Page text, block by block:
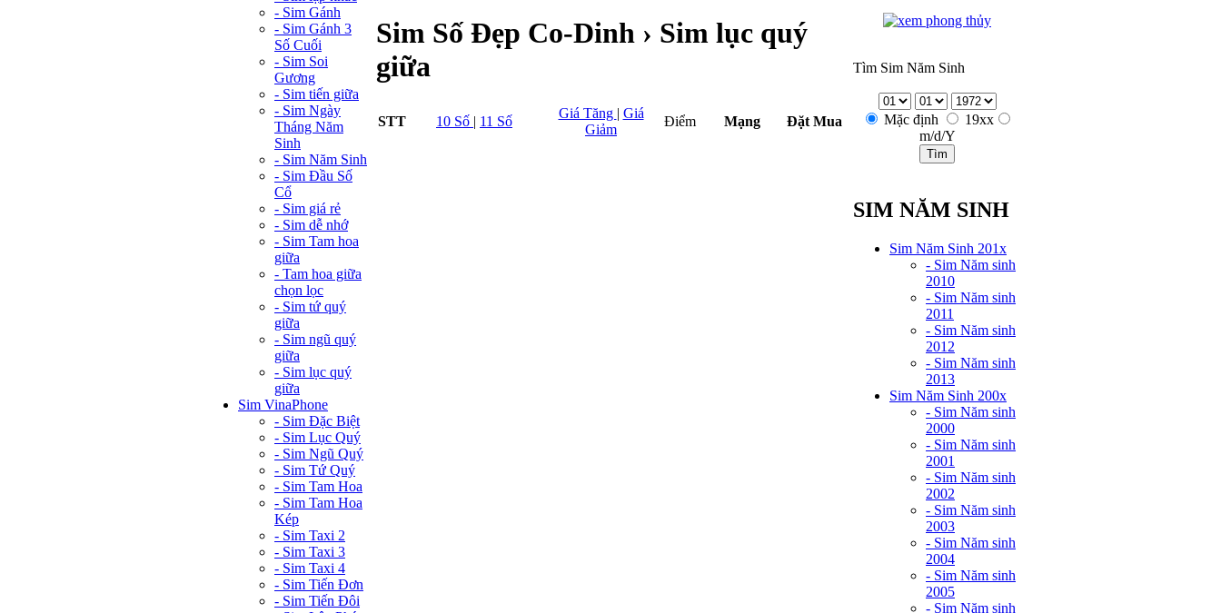
- Sim Gánh
- Sim Gánh 3
Số Cuối
- Sim Soi
Gương
- Sim tiến giữa
- Sim Ngày
Tháng Năm
Sinh
- Sim Năm Sinh
- Sim Đầu Số
Cổ
- Sim giá rẻ
- Sim dễ nhớ
- Sim Tam hoa
giữa
- Tam hoa giữa
chọn lọc
- Sim tứ quý
giữa
- Sim ngũ quý
giữa
- Sim lục quý
giữa
Sim VinaPhone
- Sim Đặc Biệt
- Sim Lục Quý
- Sim Ngũ Quý
- Sim Tứ Quý
- Sim Tam Hoa
- Sim Tam Hoa
Kép
- Sim Taxi 2
- Sim Taxi 3
- Sim Taxi 4
- Sim Tiến Đơn
- Sim Tiến Đôi
Sim Số Đẹp Co-Dinh › Sim lục quý
giữa
STT 10 Số | 11 Số
Giá Tăng | Giá
Giảm
Điểm Mạng Đặt Mua
Tìm Sim Năm Sinh
Mặc định
19xx
m/d/Y
SIM NĂM SINH
Sim Năm Sinh 201x
- Sim Năm sinh
2010
- Sim Năm sinh
2011
- Sim Năm sinh
2012
- Sim Năm sinh
2013
Sim Năm Sinh 200x
- Sim Năm sinh
2000
- Sim Năm sinh
2001
- Sim Năm sinh
2002
- Sim Năm sinh
2003
- Sim Năm sinh
2004
- Sim Năm sinh
2005
- Sim Năm sinh